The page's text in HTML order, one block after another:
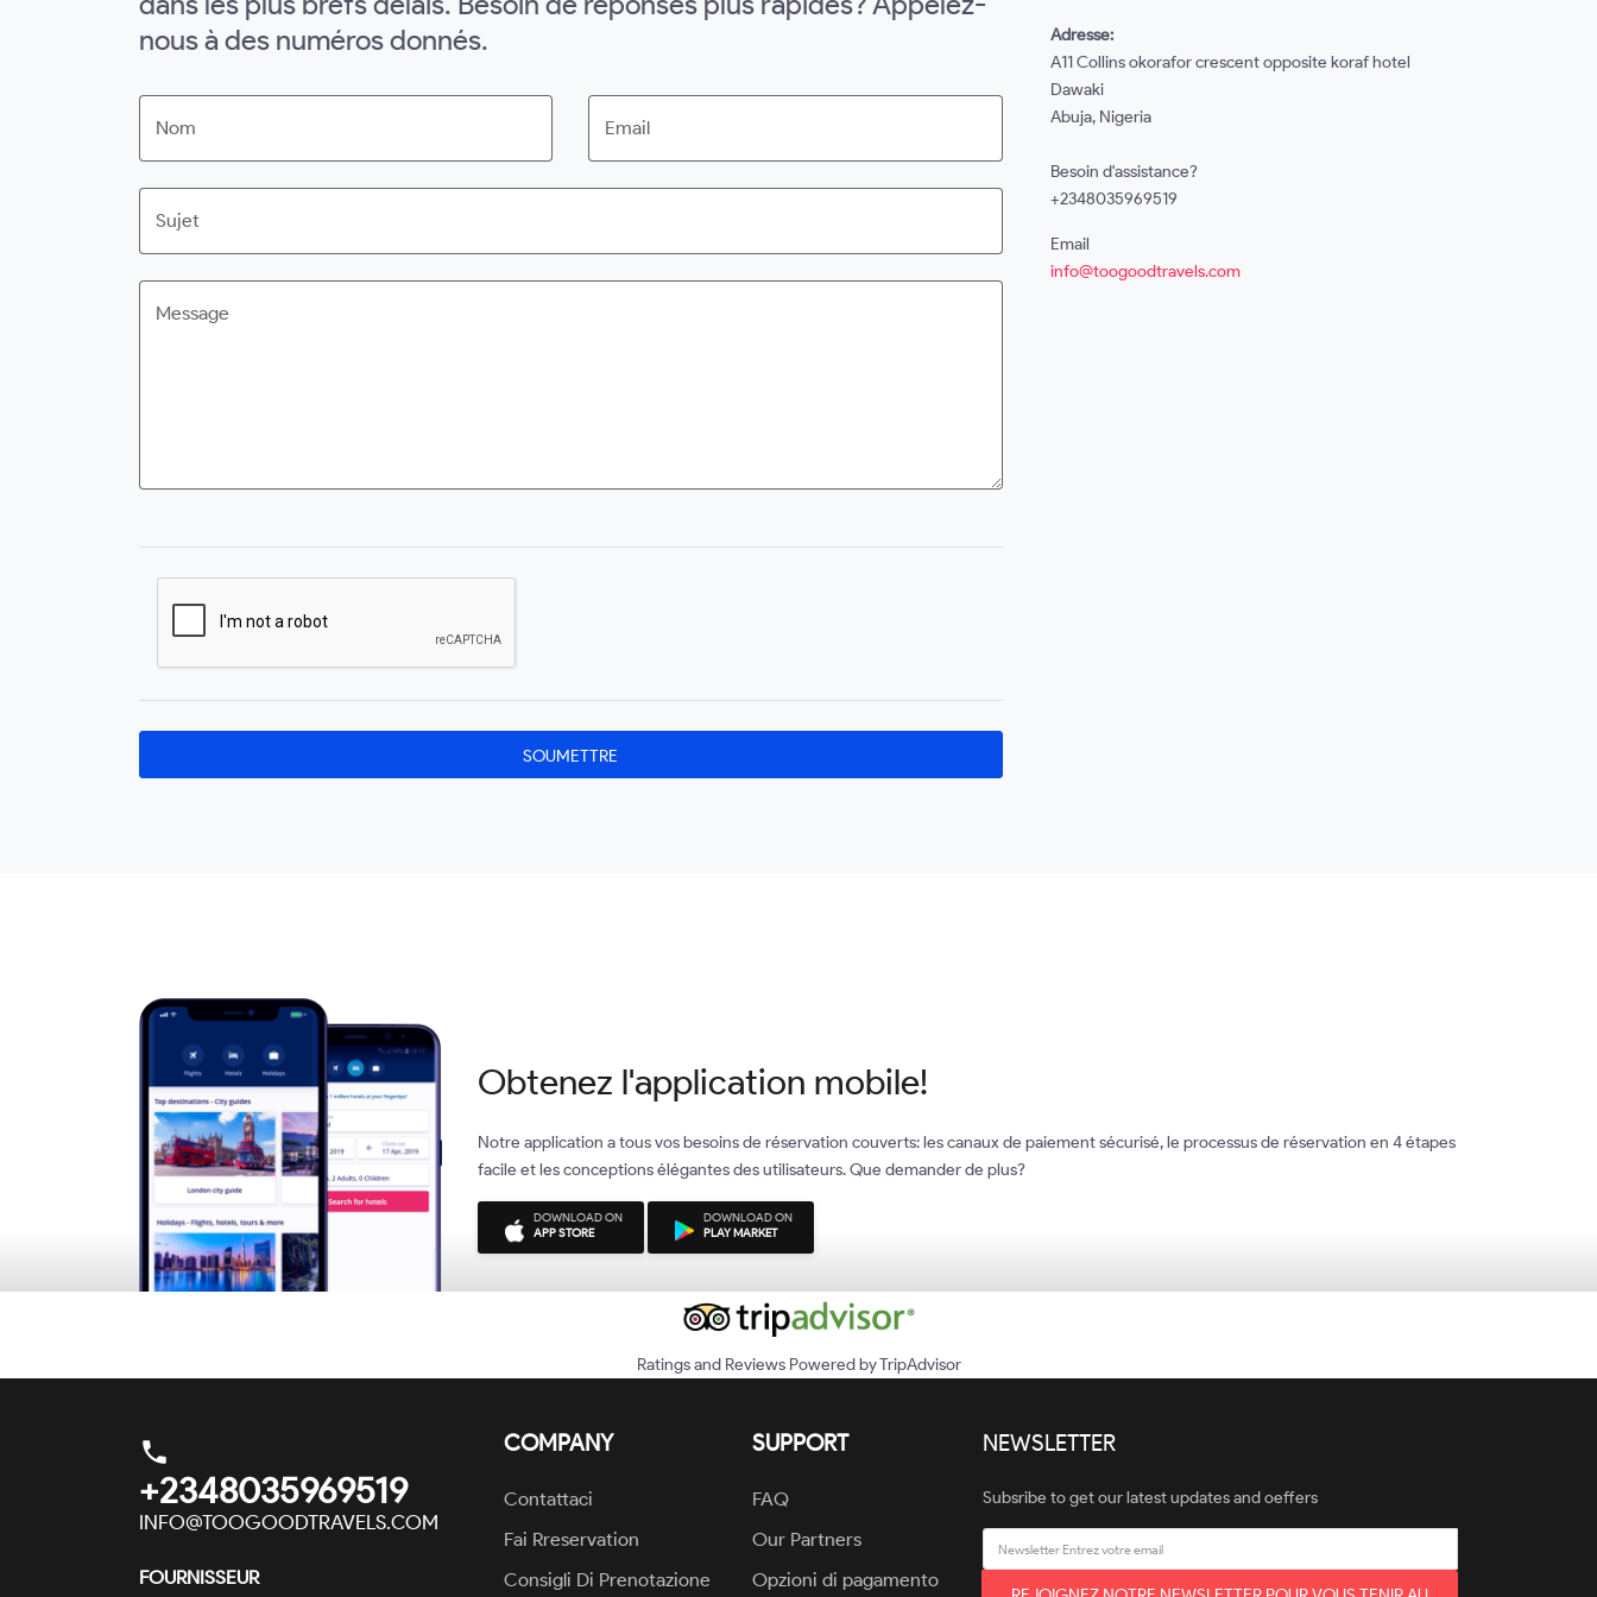
nous à des numéros donnés.
Nom Email
Sujet
Message
Adresse:
A11 Collins okorafor crescent opposite koraf hotel
Dawaki
Abuja, Nigeria
Besoin d'assistance?
+2348035969519
Email
info@toogoodtravels.com
Obtenez l'application mobile!
Notre application a tous vos besoins de réservation couverts: les canaux de paiement sécurisé, le processus de réservation en 4 étapes
facile et les conceptions élégantes des utilisateurs. Que demander de plus?
DOWNLOAD ON
APP STORE
DOWNLOAD ON
PLAY MARKET
Ratings and Reviews Powered by TripAdvisor
phone
+2348035969519
INFO@TOOGOODTRAVELS.COM
FOURNISSEUR
COMPANY
Contattaci
Fai Rreservation
Consigli Di Prenotazione
SUPPORT
FAQ
Our Partners
Opzioni di pagamento
NEWSLETTER
Subsribe to get our latest updates and oeffers